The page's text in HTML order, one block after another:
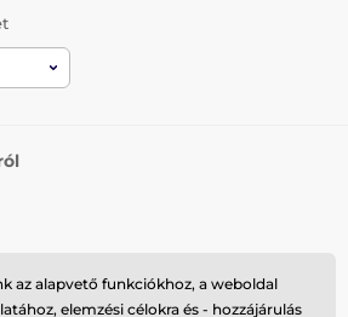
az alapvető funkciókhoz, a weboldal
elemzési célokra és - hozzájárulás